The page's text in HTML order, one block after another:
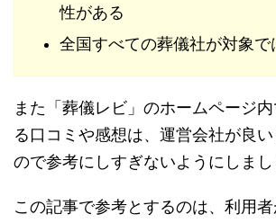
性がある
全国すべての葬儀社が対象で
また「葬儀レビ」のホームページ
る口コミや感想は、運営会社が良
ので参考にしすぎないようにしまし
この記事で参考とするのは、利用